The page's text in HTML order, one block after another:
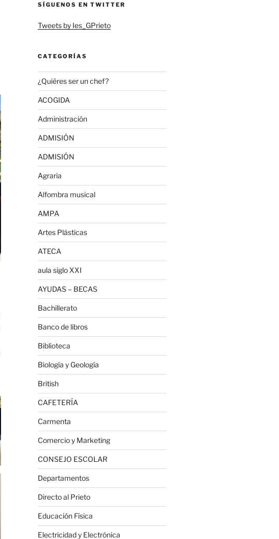
SÍGUENOS EN TWITTER
Tweets by Ies_GPrieto
CATEGORÍAS
¿Quiéres ser un chef?
ACOGIDA
Administración
ADMISIÓN
ADMISIÓN
Agraria
Alfombra musical
AMPA
Artes Plásticas
ATECA
aula siglo XXI
AYUDAS – BECAS
Bachillerato
Banco de libros
Biblioteca
Biología y Geología
British
CAFETERÍA
Carmenta
Comercio y Marketing
CONSEJO ESCOLAR
Departamentos
Directo al Prieto
Educación Física
Electricidad y Electrónica